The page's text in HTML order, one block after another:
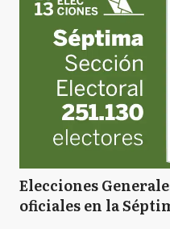
Elecciones
oficiales en la